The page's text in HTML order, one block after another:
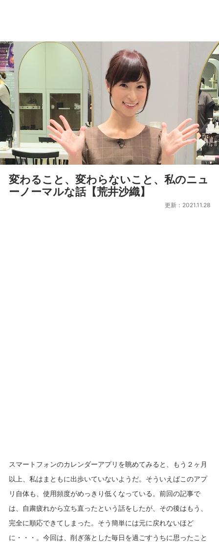
変わること、変わらないこと、私のニュ
ーノーマルな話【荒井沙織】
更新：2021.11.28
スマートフォンのカレンダーアプリを眺めてみると、もう２ヶ月
以上、私はまともに出歩いていないようだ。そういえばこのアプ
リ自体も、使用頻度がめっきり低くなっている。前回の記事で
は、自粛疲れから立ち直ったという話をしたが、その後はもう、
完全に順応できてしまった。そう簡単には元に戻れないほど
に・・・。今回は、削ぎ落とした毎日を過ごすうちに思ったこと